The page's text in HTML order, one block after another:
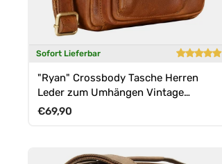
Sofort Lieferbar
"Ryan" Crossbody Tasche Herren
Leder zum Umhängen Vintage
Ledertasche
Normaler Preis
€69,90